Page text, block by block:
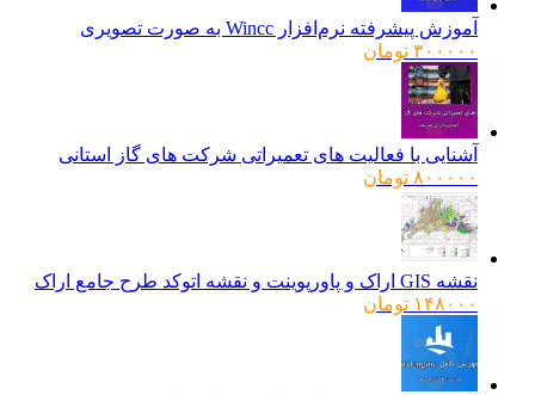
آموزش پیشرفته نرم‌افزار Wincc به صورت تصویری
۳۰۰۰۰۰ تومان
آشنایی با فعالیت های تعمیراتی شرکت های گاز استانی
۸۰۰۰۰۰ تومان
نقشه GIS اراک و پاورپوینت و نقشه اتوکد طرح جامع اراک
۱۴۸۰۰۰ تومان